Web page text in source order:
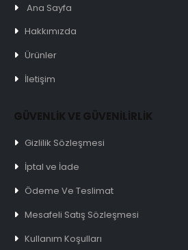
Ana Sayfa
Hakkımızda
Ürünler
İletişim
GÜVENLİK VE GÜVENİLİRLİK
Gizlilik Sözleşmesi
İptal ve İade
Ödeme Ve Teslimat
Mesafeli Satış Sözleşmesi
Kullanım Koşulları